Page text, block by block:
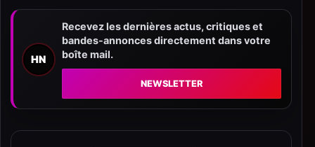
HN
Recevez les dernières actus, critiques et
bandes-annonces directement dans votre
boîte mail.
NEWSLETTER